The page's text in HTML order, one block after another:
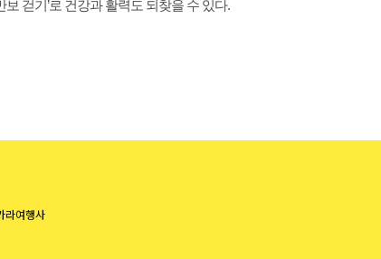
걷기’로 건강과 활력도 되찾을 수 있다.